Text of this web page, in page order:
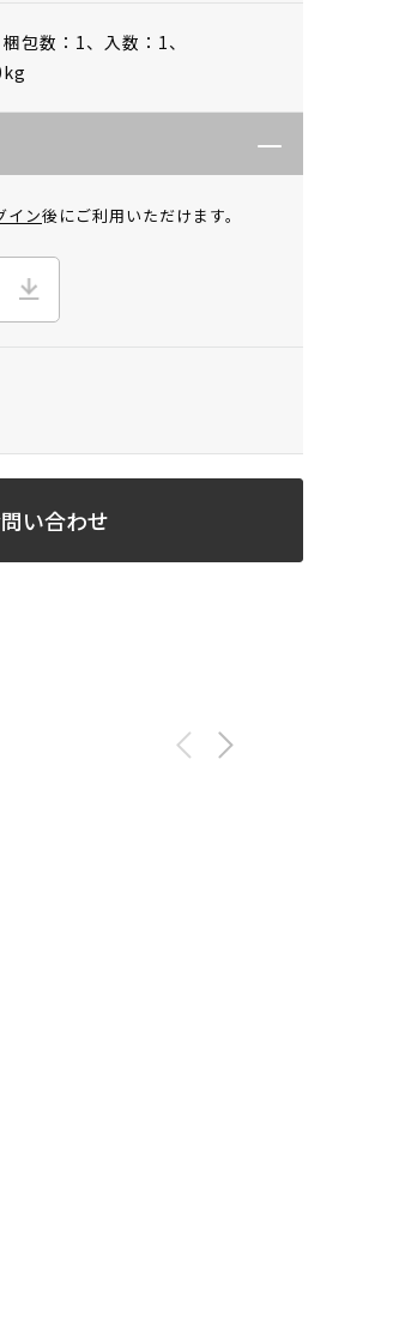
梱包数：1、 入数：1、
イン後にご利用いただけます。
い合わせ